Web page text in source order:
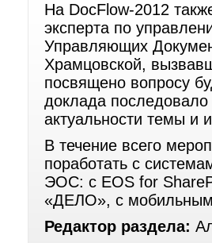
На DocFlow-2012
эксперта по
Управляющих
Храмцовской,
посвящено вопросу
доклада последовало
актуальности темы и
В течение всего
поработать с
ЭОС: с EOS for
«ДЕЛО», с
Редактор раздела: